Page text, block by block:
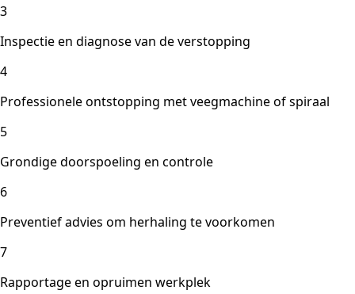
3
Inspectie en diagnose van de verstopping
4
Professionele ontstopping met veegmachine of spiraal
5
Grondige doorspoeling en controle
6
Preventief advies om herhaling te voorkomen
7
Rapportage en opruimen werkplek